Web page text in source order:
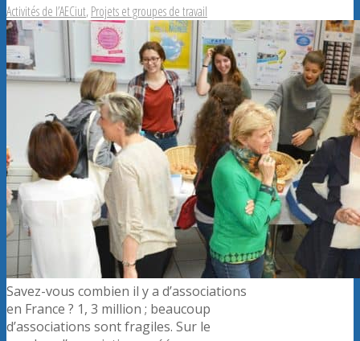
Activités de l’AECiut,Projets et groupes de travail
Savez-vous combien il y a d’associations
en France ? 1, 3 million ; beaucoup
d’associations sont fragiles. Sur le